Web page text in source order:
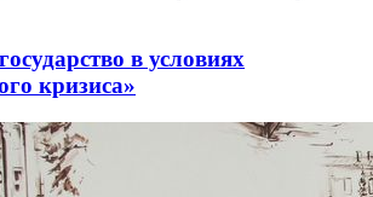
в условиях
кризиса»